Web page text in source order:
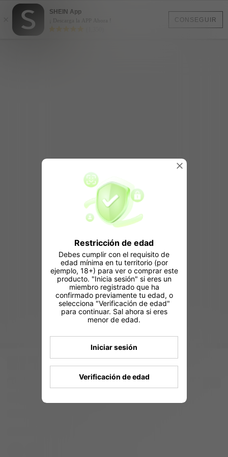
CONSEGUIR
SHEIN App
¡ Descarga la APP Ahora !
Restricción de edad
Debes cumplir con el requisito de
edad mínima en tu territorio (por
ejemplo, 18+) para ver o comprar este
producto. "Inicia sesión" si eres un
miembro registrado que ha
confirmado previamente tu edad, o
selecciona "Verificación de edad"
para continuar. Sal ahora si eres
menor de edad.
Iniciar sesión
Verificación de edad